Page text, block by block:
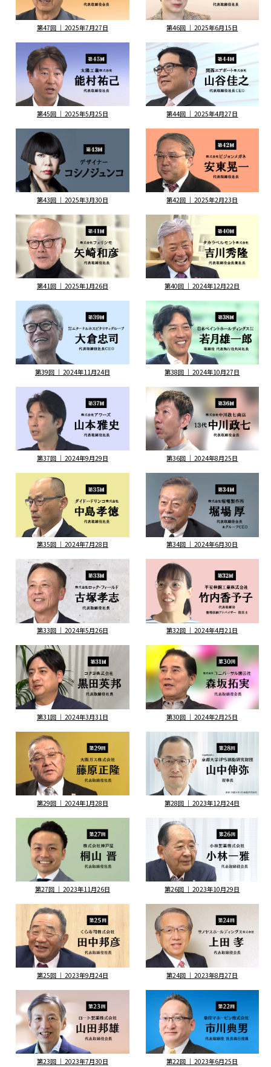
第47回 ｜ 2025年7月27日 第46回 ｜ 2025年6月15日
第45回 ｜ 2025年5月25日 第44回 ｜ 2025年4月27日
第43回 ｜ 2025年3月30日 第42回 ｜ 2025年2月23日
第41回 ｜ 2025年1月26日 第40回 ｜ 2024年12月22日
第39回 ｜ 2024年11月24日 第38回 ｜ 2024年10月27日
第37回 ｜ 2024年9月29日 第36回 ｜ 2024年8月25日
第35回 ｜ 2024年7月28日 第34回 ｜ 2024年6月30日
第33回 ｜ 2024年5月26日 第32回 ｜ 2024年4月21日
第31回 ｜ 2024年3月31日 第30回 ｜ 2024年2月25日
第29回 ｜ 2024年1月28日 第28回 ｜ 2023年12月24日
第27回 ｜ 2023年11月26日 第26回 ｜ 2023年10月29日
第25回 ｜ 2023年9月24日 第24回 ｜ 2023年8月27日
第23回 ｜ 2023年7月30日 第22回 ｜ 2023年6月25日